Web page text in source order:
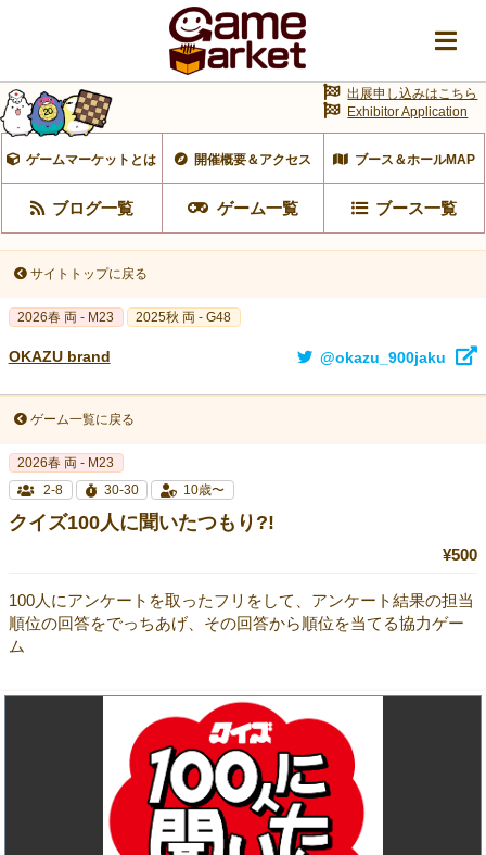
ゲームマーケットとは 開催概要＆アクセス ブース＆ホールMAP
ブログ一覧 ゲーム一覧 ブース一覧
出展申し込みはこちら
Exhibitor Application
サイトトップに戻る
2026春 両 - M23 2025秋 両 - G48
OKAZU brand @okazu_900jaku
ゲーム一覧に戻る
2026春 両 - M23
2-8
30-30 10歳〜
クイズ100人に聞いたつもり?!
¥500
100人にアンケートを取ったフリをして、アンケート結果の担当
順位の回答をでっちあげ、その回答から順位を当てる協力ゲー
ム